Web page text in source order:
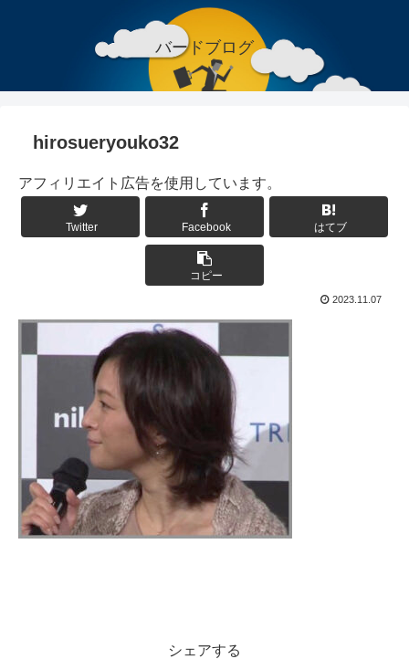
バードブログ
hirosueryouko32
アフィリエイト広告を使用しています。
Twitter Facebook はてブ
コピー
2023.11.07
シェアする